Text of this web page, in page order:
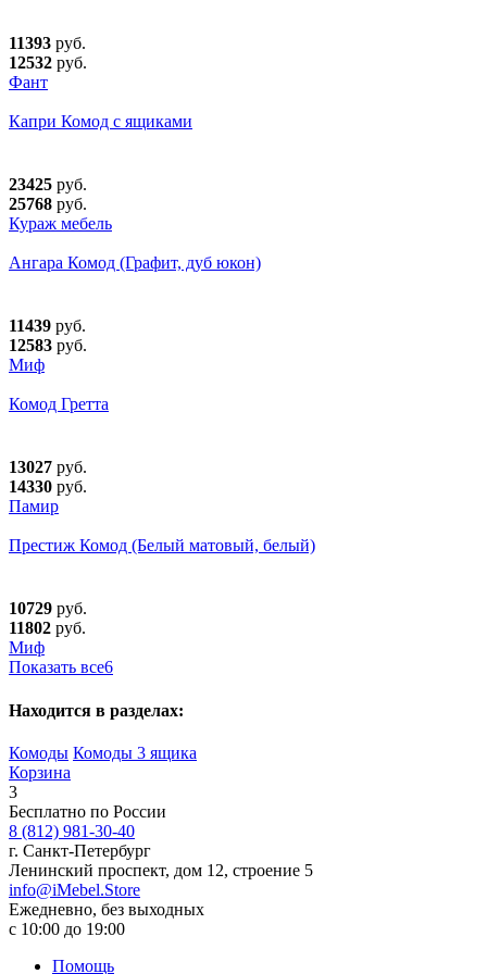
11393 руб.
12532 руб.
Фант
Капри Комод с ящиками
23425 руб.
25768 руб.
Кураж мебель
Ангара Комод (Графит, дуб юкон)
11439 руб.
12583 руб.
Миф
Комод Гретта
13027 руб.
14330 руб.
Памир
Престиж Комод (Белый матовый, белый)
10729 руб.
11802 руб.
Миф
Показать все6
Находится в разделах:
Комоды Комоды 3 ящика
Корзина
3
Бесплатно по России
8 (812) 981-30-40
г. Санкт-Петербург
Ленинский проспект, дом 12, строение 5
info@iMebel.Store
Ежедневно, без выходных
с 10:00 до 19:00
Помощь